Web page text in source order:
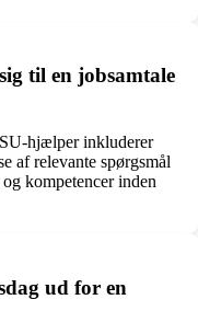
til en jobsamtale
hjælper inkluderer
af relevante spørgsmål
kompetencer inden
ud for en